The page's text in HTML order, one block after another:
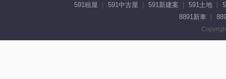
591租屋 591中古屋 591新建案 591土地
8891新車